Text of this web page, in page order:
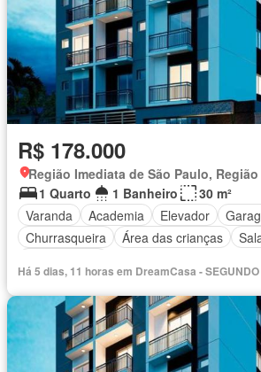
R$ 178.000
1 Quarto
1 Banheiro
30 m²
Varanda
Academia Elevador
Churrasqueira
Área das crianças
Há 5 dias, 11 horas em DreamCasa - SEGUNDO